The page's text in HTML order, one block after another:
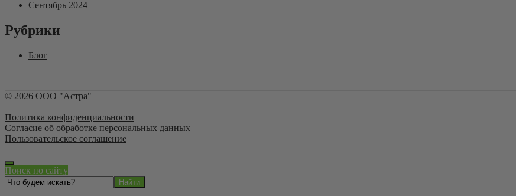
Сентябрь 2024
Рубрики
Блог
© 2026 ООО "Астра"
Политика конфиденциальности
Согласие об обработке персональных данных
Пользовательское соглашение
Поиск по сайту